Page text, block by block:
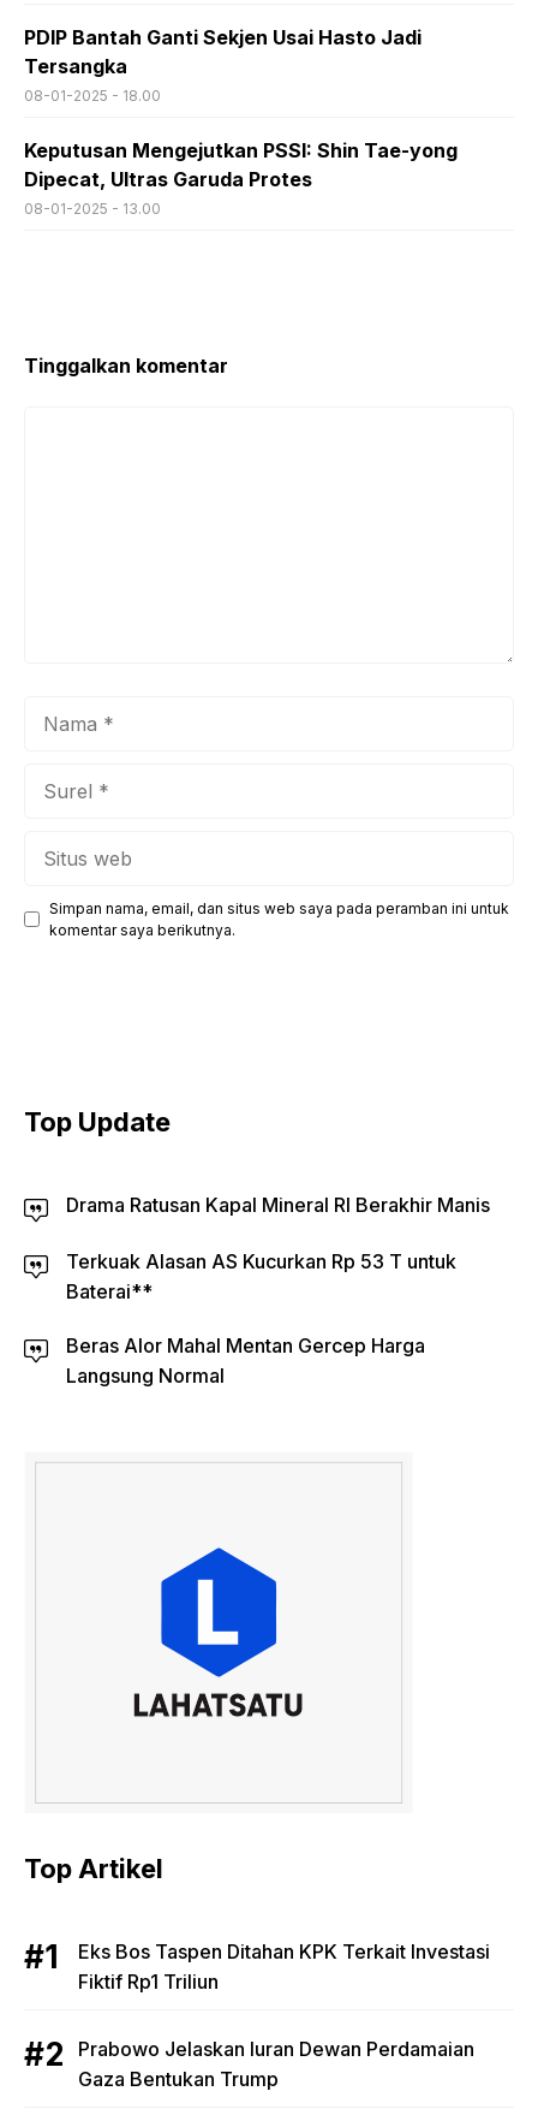
PDIP Bantah Ganti Sekjen Usai Hasto Jadi
Tersangka
08-01-2025 - 18.00
Keputusan Mengejutkan PSSI: Shin Tae-yong
Dipecat, Ultras Garuda Protes
08-01-2025 - 13.00
Tinggalkan komentar
Simpan nama, email, dan situs web saya pada peramban ini untuk
komentar saya berikutnya.
Top Update
Drama Ratusan Kapal Mineral RI Berakhir Manis
Terkuak Alasan AS Kucurkan Rp 53 T untuk
Baterai**
Beras Alor Mahal Mentan Gercep Harga
Langsung Normal
Top Artikel
Eks Bos Taspen Ditahan KPK Terkait Investasi
Fiktif Rp1 Triliun
Prabowo Jelaskan Iuran Dewan Perdamaian
Gaza Bentukan Trump